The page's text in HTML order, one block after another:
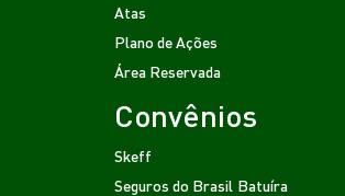
Atas
Plano de Ações
Área Reservada
Convênios
Skeff
Seguros do Brasil Batuíra